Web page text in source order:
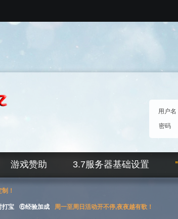
用户名
密码
游戏赞助 3.7服务器基础设置
！
宝 ⑥经验加成 周一至周日活动开不停,夜夜越有歌！